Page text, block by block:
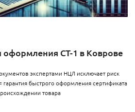
СТ-1 в Коврове
экспертами НЦЛ исключает риск
быстрого оформления сертификата
товара